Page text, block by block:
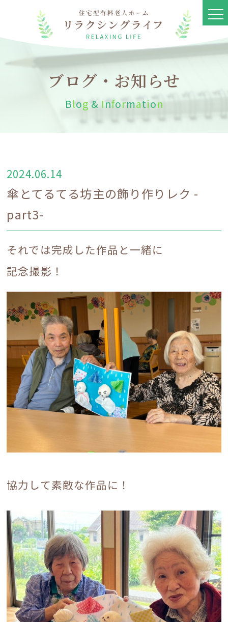
ブログ・お知らせ
Blog & Information
2024.06.14
傘とてるてる坊主の飾り作りレク -
part3-
それでは完成した作品と一緒に
記念撮影！
協力して素敵な作品に！
リラクシングライフとは
ブログ
お知らせ
入居案内
採用情報
電話でのお問い合わせ
0120-17-6548